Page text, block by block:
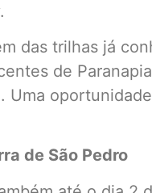
das trilhas já
de
Uma
de São Pedro